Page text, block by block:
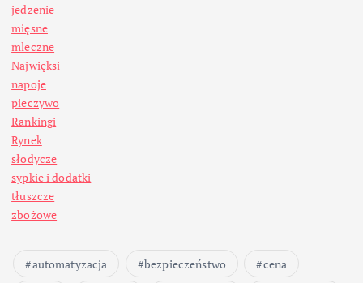
jedzenie
mięsne
mleczne
Najwięksi
napoje
pieczywo
Rankingi
Rynek
słodycze
sypkie i dodatki
tłuszcze
zbożowe
automatyzacja bezpieczeństwo
cena